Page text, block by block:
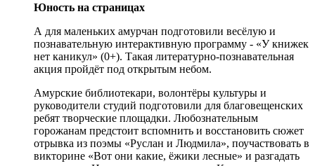
Юность на страницах
А для маленьких амурчан подготовили весёлую и
познавательную интерактивную программу - «У книжек
нет каникул» (0+). Такая литературно-познавательная
акция пройдёт под открытым небом.
Амурские библиотекари, волонтёры культуры и
руководители студий подготовили для благовещенских
ребят творческие площадки. Любознательным
горожанам предстоит вспомнить и восстановить сюжет
отрывка из поэмы «Руслан и Людмила», поучаствовать в
викторине «Вот они какие, ёжики лесные» и разгадать